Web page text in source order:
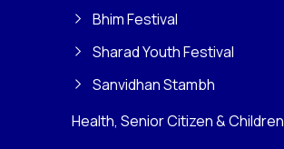
Bhim Festival
Sharad Youth Festival
Sanvidhan Stambh
Health, Senior Citizen & Children